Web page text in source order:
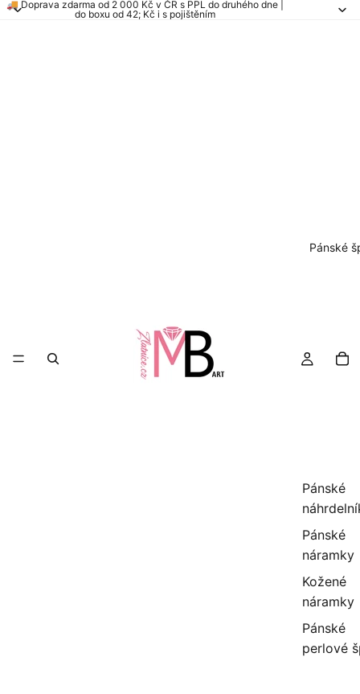
🚚 Doprava zdarma od 2 000 Kč v ČR s PPL do druhého dne |
do boxu od 42; Kč i s pojištěním
Pánské
Pánské
Pánské
náramky
Kožené
náramky
Pánské
perlové